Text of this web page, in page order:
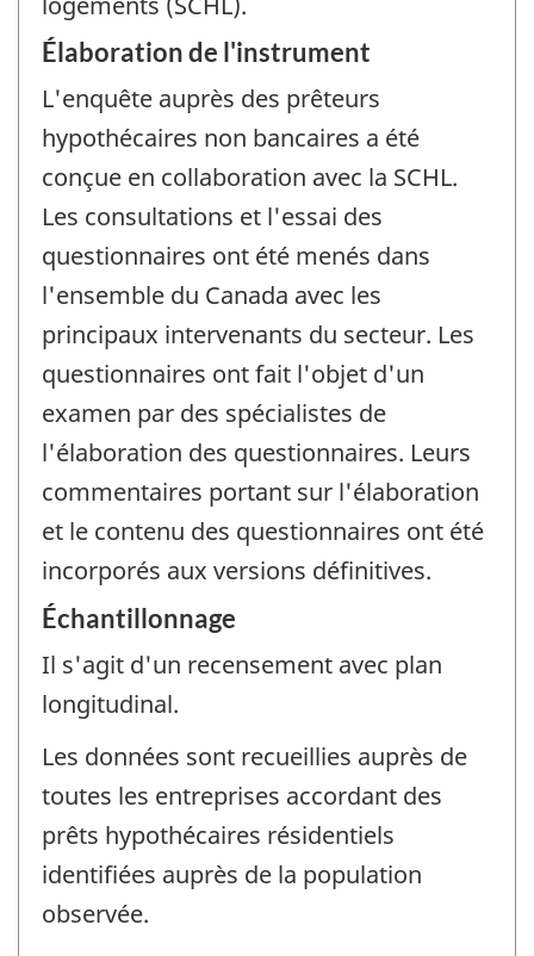
Élaboration de l'instrument
L'enquête auprès des prêteurs
hypothécaires non bancaires a été
conçue en collaboration avec la SCHL.
Les consultations et l'essai des
questionnaires ont été menés dans
l'ensemble du Canada avec les
principaux intervenants du secteur. Les
questionnaires ont fait l'objet d'un
examen par des spécialistes de
l'élaboration des questionnaires. Leurs
commentaires portant sur l'élaboration
et le contenu des questionnaires ont été
incorporés aux versions définitives.
Échantillonnage
Il s'agit d'un recensement avec plan
longitudinal.
Les données sont recueillies auprès de
toutes les entreprises accordant des
prêts hypothécaires résidentiels
identifiées auprès de la population
observée.